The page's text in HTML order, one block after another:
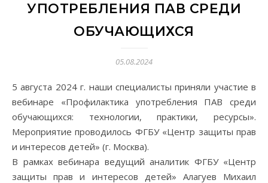
УПОТРЕБЛЕНИЯ ПАВ СРЕДИ
ОБУЧАЮЩИХСЯ
05.08.2024
5 августа 2024 г. наши специалисты приняли участие в
вебинаре «Профилактика употребления ПАВ среди
обучающихся: технологии, практики, ресурсы».
Мероприятие проводилось ФГБУ «Центр защиты прав
и интересов детей» (г. Москва).
В рамках вебинара ведущий аналитик ФГБУ «Центр
защиты прав и интересов детей» Алагуев Михаил